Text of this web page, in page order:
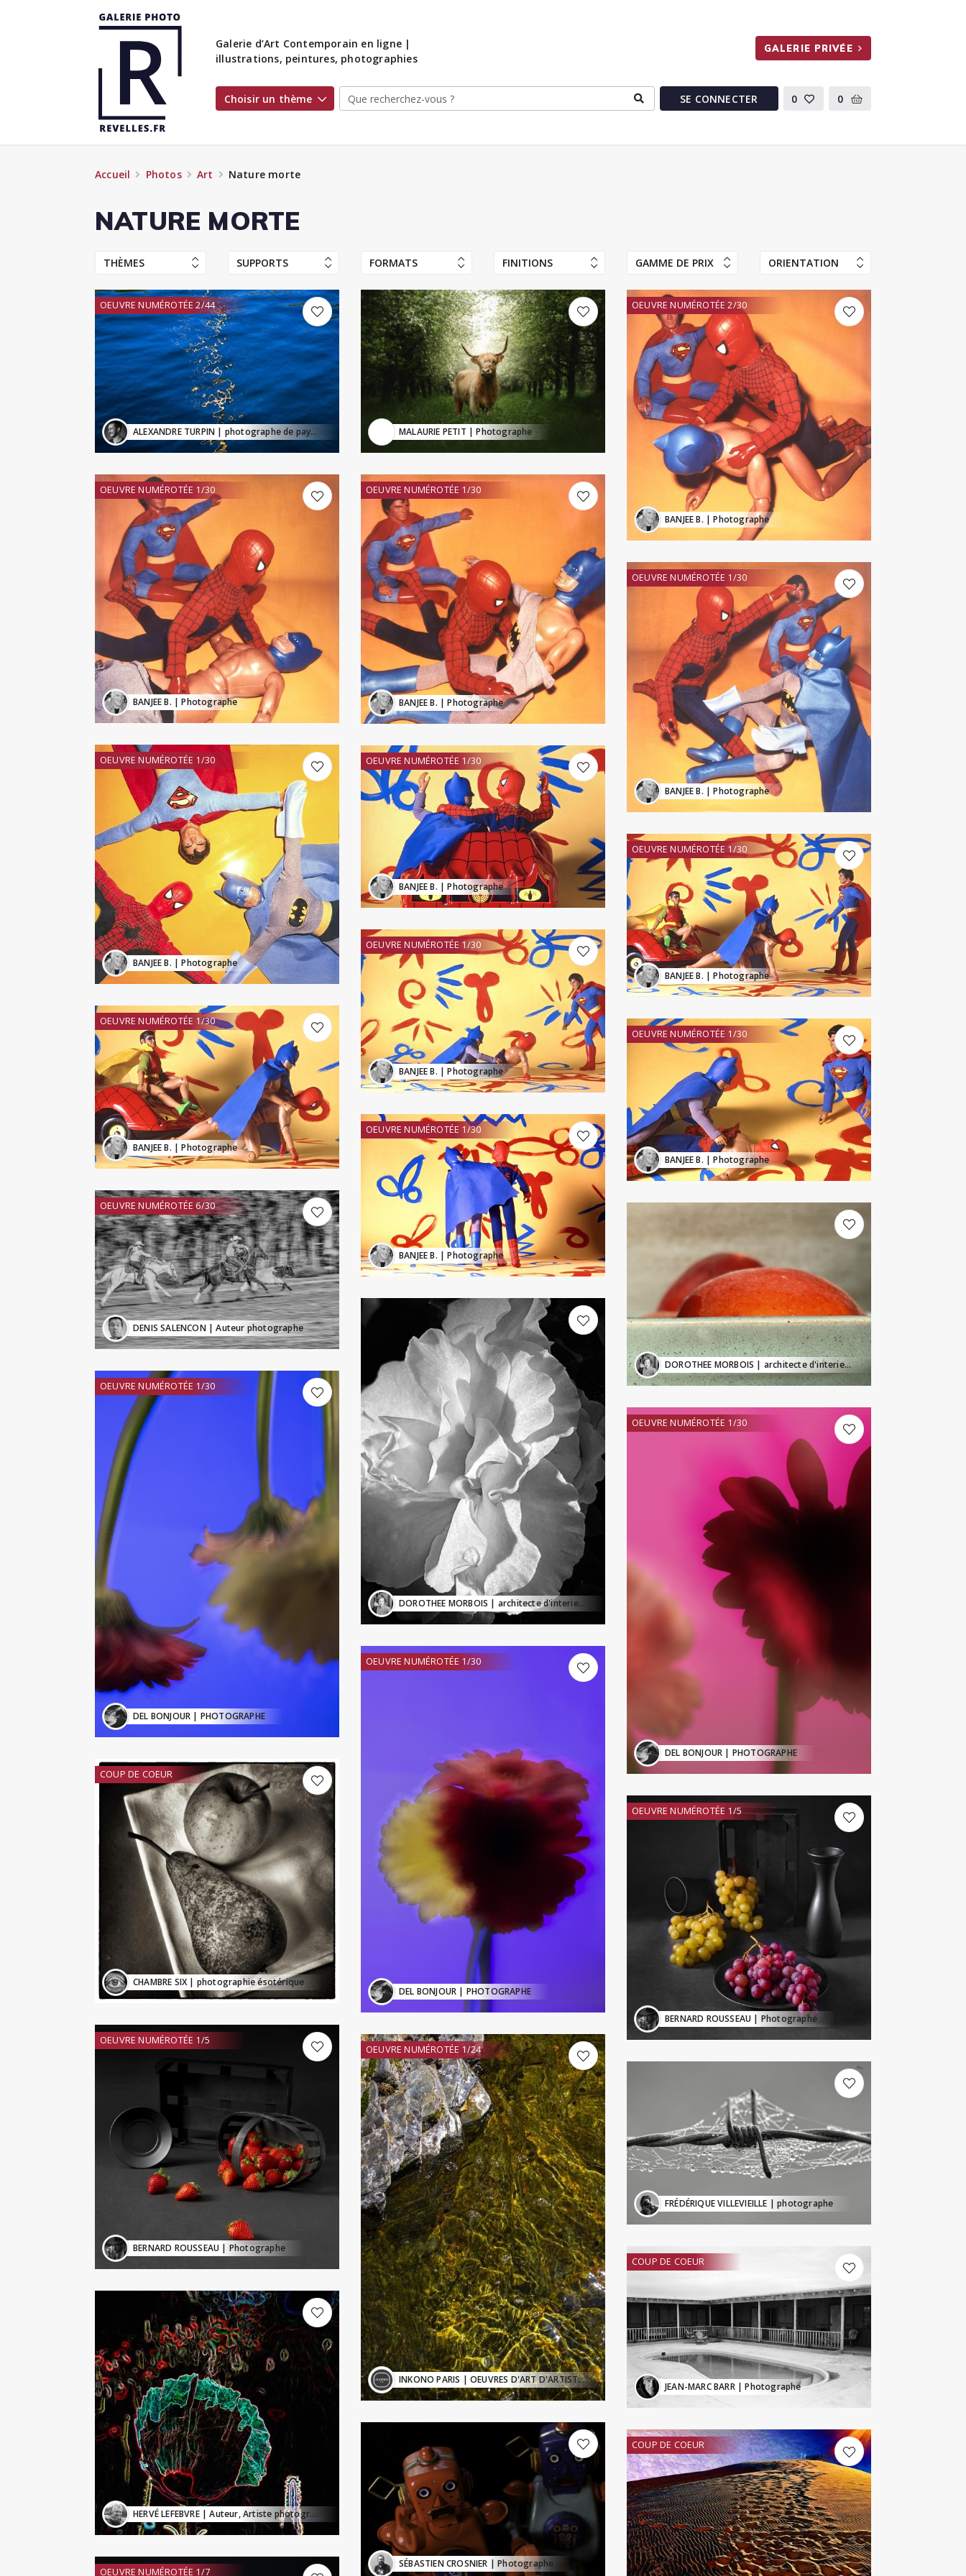
Galerie d’Art Contemporain en ligne |
illustrations, peintures, photographies
GALERIE PRIVÉE
Choisir un thème SE CONNECTER 0 0
Accueil Photos Art Nature morte
NATURE MORTE
THÈMES SUPPORTS FORMATS FINITIONS GAMME DE PRIX ORIENTATION
OEUVRE NUMÉROTÉE 2/44
ALEXANDRE TURPIN | photographe de paysage
OEUVRE NUMÉROTÉE 1/30
BANJEE B. | Photographe
OEUVRE NUMÉROTÉE 1/30
BANJEE B. | Photographe
OEUVRE NUMÉROTÉE 1/30
BANJEE B. | Photographe
OEUVRE NUMÉROTÉE 6/30
DENIS SALENCON| Auteur photographe
OEUVRE NUMÉROTÉE 1/30
DEL BONJOUR | PHOTOGRAPHE
COUP DE COEUR
CHAMBRE SIX| photographie ésotérique
OEUVRE NUMÉROTÉE 1/5
BERNARD ROUSSEAU | Photographe
HERVÉ LEFEBVRE| Auteur, Artiste photographe, Conférencier
OEUVRE NUMÉROTÉE 1/7
MALAURIE PETIT | Photographe
OEUVRE NUMÉROTÉE 1/30
BANJEE B. | Photographe
OEUVRE NUMÉROTÉE 1/30
BANJEE B. | Photographe
OEUVRE NUMÉROTÉE 1/30
BANJEE B. | Photographe
OEUVRE NUMÉROTÉE 1/30
BANJEE B. | Photographe
DOROTHEE MORBOIS | architecte d'interieur
OEUVRE NUMÉROTÉE 1/30
DEL BONJOUR | PHOTOGRAPHE
OEUVRE NUMÉROTÉE 1/24
INKONO PARIS | OEUVRES D'ART D'ARTISTES CONTEMPORAINS - Inkono@sfr.fr
SÉBASTIEN CROSNIER | Photographe
OEUVRE NUMÉROTÉE 2/30
BANJEE B. | Photographe
OEUVRE NUMÉROTÉE 1/30
BANJEE B. | Photographe
OEUVRE NUMÉROTÉE 1/30
BANJEE B. | Photographe
OEUVRE NUMÉROTÉE 1/30
BANJEE B. | Photographe
DOROTHEE MORBOIS | architecte d'interieur
OEUVRE NUMÉROTÉE 1/30
DEL BONJOUR | PHOTOGRAPHE
OEUVRE NUMÉROTÉE 1/5
BERNARD ROUSSEAU | Photographe
FRÉDÉRIQUE VILLEVIEILLE | photographe
COUP DE COEUR
JEAN-MARC BARR| Photographe
COUP DE COEUR